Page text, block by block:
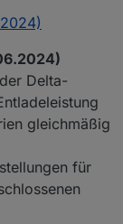
+
+
+
gespeichert:"
Delta-
gleichmäßig
für